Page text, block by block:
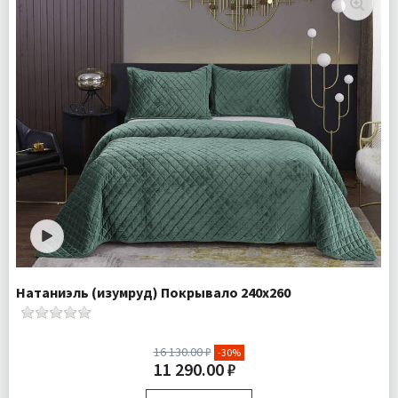
(2)
Велюр
Бесплатно
Натаниэль (изумруд) Покрывало 240х260
16 130.00 ₽ -30%
11 290.00 ₽